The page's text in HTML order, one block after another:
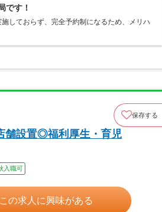
です！
しておらず、完全予約制になるため、メリハ
保存する
舗設置◎福利厚生・育児
入職可
この求人に興味がある